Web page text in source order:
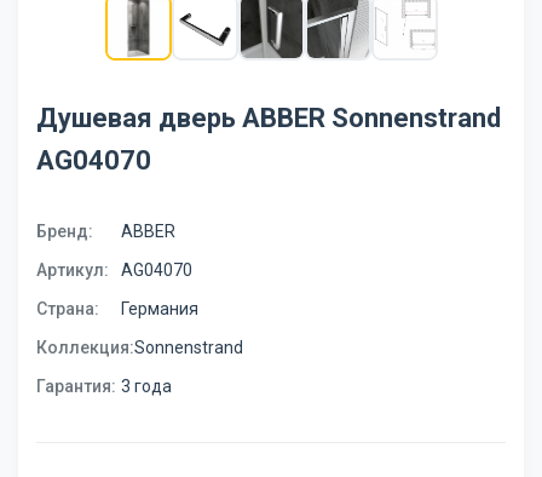
Душевая дверь ABBER Sonnenstrand
AG04070
Бренд:
ABBER
Артикул:
AG04070
Страна:
Германия
Коллекция:Sonnenstrand
Гарантия: 3 года